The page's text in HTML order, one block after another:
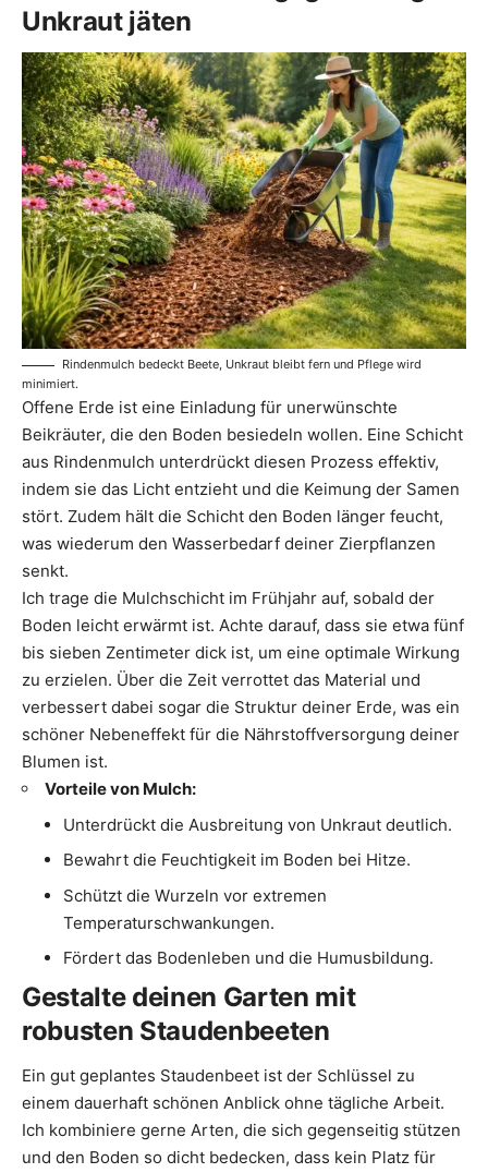
Unkraut jäten
Rindenmulch bedeckt Beete, Unkraut bleibt fern und Pflege wird
minimiert.
Offene Erde ist eine Einladung für unerwünschte
Beikräuter, die den Boden besiedeln wollen. Eine Schicht
aus Rindenmulch unterdrückt diesen Prozess effektiv,
indem sie das Licht entzieht und die Keimung der Samen
stört. Zudem hält die Schicht den Boden länger feucht,
was wiederum den Wasserbedarf deiner Zierpflanzen
senkt.
Ich trage die Mulchschicht im Frühjahr auf, sobald der
Boden leicht erwärmt ist. Achte darauf, dass sie etwa fünf
bis sieben Zentimeter dick ist, um eine optimale Wirkung
zu erzielen. Über die Zeit verrottet das Material und
verbessert dabei sogar die Struktur deiner Erde, was ein
schöner Nebeneffekt für die Nährstoffversorgung deiner
Blumen ist.
Vorteile von Mulch:
Unterdrückt die Ausbreitung von Unkraut deutlich.
Bewahrt die Feuchtigkeit im Boden bei Hitze.
Schützt die Wurzeln vor extremen
Temperaturschwankungen.
Fördert das Bodenleben und die Humusbildung.
Gestalte deinen Garten mit
robusten Staudenbeeten
Ein gut geplantes Staudenbeet ist der Schlüssel zu
einem dauerhaft schönen Anblick ohne tägliche Arbeit.
Ich kombiniere gerne Arten, die sich gegenseitig stützen
und den Boden so dicht bedecken, dass kein Platz für